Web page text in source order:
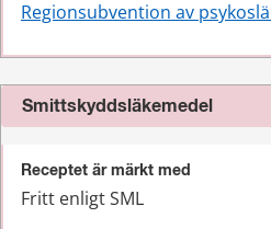
Regionsubvention av
Smittskyddsläkemedel
Receptet är märkt med
Fritt enligt SML